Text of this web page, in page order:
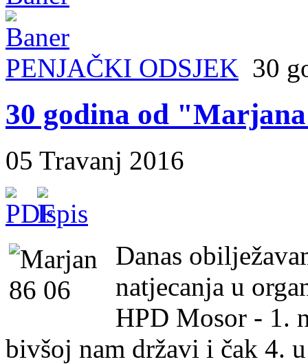
PENJAČKI ODSJEK 30
30 godina od
05 Travanj 2016
Danas
natjecanja u
HPD Mosor - 1.
bivšoj nam državi i čak 4.